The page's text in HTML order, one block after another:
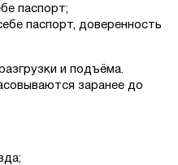
паспорт;
паспорт, доверенность
и подъёма.
заранее до